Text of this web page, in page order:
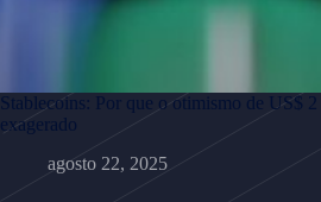
Stablecoins: Por que o otimismo de US$
exagerado
agosto 22, 2025